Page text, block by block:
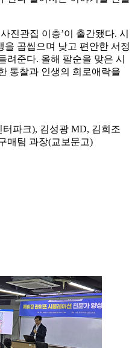
진관집 이층’이 출간됐다. 시
곱씹으며 낮고 편안한 서정
려준다. 올해 팔순을 맞은 시
통찰과 인생의 희로애락을
파크), 김성광 MD, 김희조
매팀 과장(교보문고)